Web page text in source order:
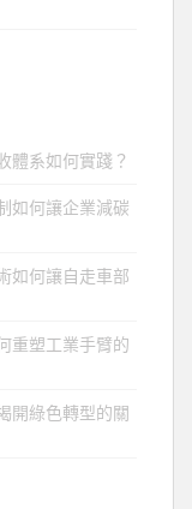
體系如何實踐？
如何讓企業減碳
如何讓自走車部
重塑工業手臂的
開綠色轉型的關